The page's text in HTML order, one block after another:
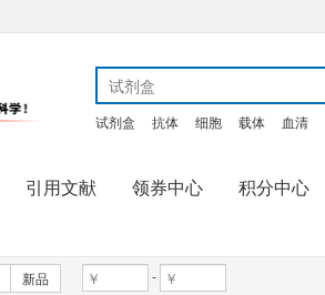
试剂盒 抗体 细胞 载体 血清
引用文献 领券中心 积分中心
新品 -